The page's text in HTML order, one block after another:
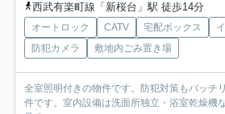
西武有楽町線「新桜台」駅 徒歩14分
オートロック CATV 宅配ボックス
防犯カメラ
敷地内ごみ置き場
全室照明付きの物件です。防犯対策もバッチ
件です。室内設備は洗面所独立・浴室乾燥機